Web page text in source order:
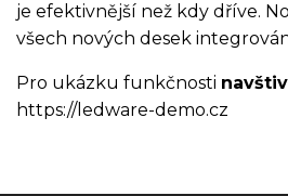
je efektivnější než kdy dříve.
všech nových desek
Pro ukázku funkčnosti
https://ledware-demo.cz